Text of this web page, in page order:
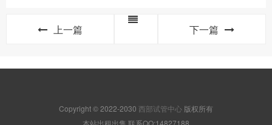
上一篇 下一篇
Copyright © 2022-2030 西部试管中心 版权所有